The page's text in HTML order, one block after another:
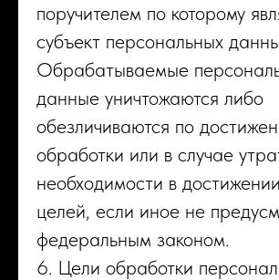
поручителем по которому
субъект персональных
Обрабатываемые
данные уничтожаются либо
обезличиваются по
обработки или в случае
необходимости в
целей, если иное не
федеральным законом.
6. Цели обработки